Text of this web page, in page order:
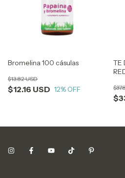
Bromelina 100 cásulas
$12.16 USD
$13.82 USD
12% OFF
TE